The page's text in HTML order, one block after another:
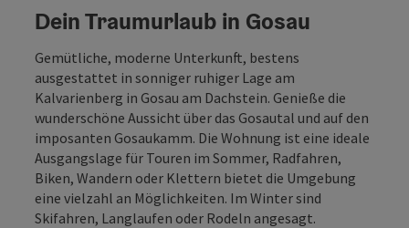
Dein Traumurlaub in Gosau
Gemütliche, moderne Unterkunft, bestens
ausgestattet in sonniger ruhiger Lage am
Kalvarienberg in Gosau am Dachstein. Genieße die
wunderschöne Aussicht über das Gosautal und auf den
imposanten Gosaukamm. Die Wohnung ist eine ideale
Ausgangslage für Touren im Sommer, Radfahren,
Biken, Wandern oder Klettern bietet die Umgebung
eine vielzahl an Möglichkeiten. Im Winter sind
Skifahren, Langlaufen oder Rodeln angesagt.